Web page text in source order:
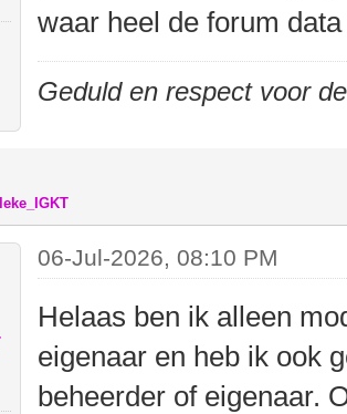
waar heel de forum
Geduld en respect voor
06-Jul-2026, 08:10 PM
Helaas ben ik alleen
eigenaar en heb ik ook
beheerder of eigenaar.